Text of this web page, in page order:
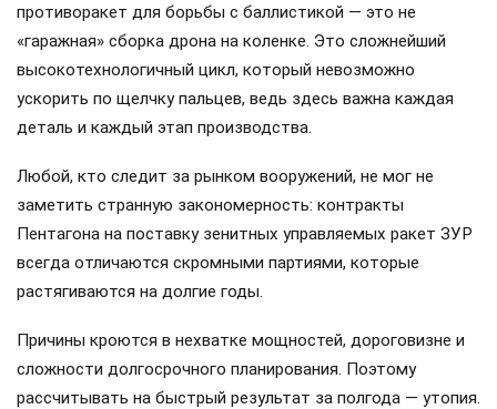
противоракет для борьбы с баллистикой — это не
«гаражная» сборка дрона на коленке. Это сложнейший
высокотехнологичный цикл, который невозможно
ускорить по щелчку пальцев, ведь здесь важна каждая
деталь и каждый этап производства.
Любой, кто следит за рынком вооружений, не мог не
заметить странную закономерность: контракты
Пентагона на поставку зенитных управляемых ракет ЗУР
всегда отличаются скромными партиями, которые
растягиваются на долгие годы.
Причины кроются в нехватке мощностей, дороговизне и
сложности долгосрочного планирования. Поэтому
рассчитывать на быстрый результат за полгода — утопия.